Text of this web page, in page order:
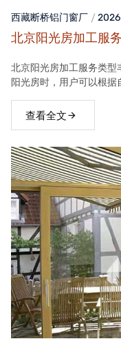
西藏断桥铝门窗厂
北京阳光房加工服
北京阳光房加工服务类型
阳光房时，用户可以根
查看全文